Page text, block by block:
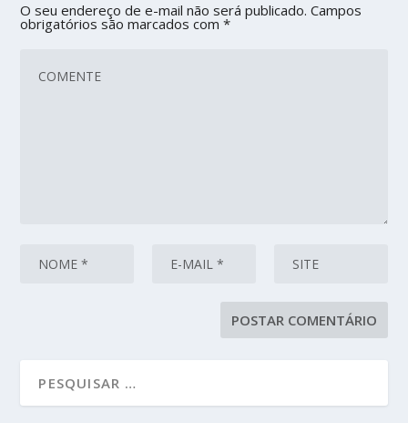
O seu endereço de e-mail não será publicado. Campos
obrigatórios são marcados com*